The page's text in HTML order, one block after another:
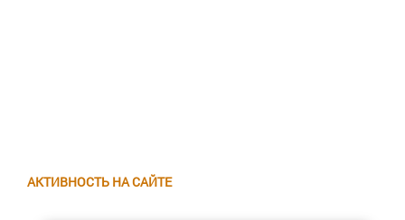
АКТИВНОСТЬ НА САЙТЕ